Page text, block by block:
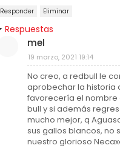
Responder Eliminar
Respuestas
mel
19 marzo, 2021 19:14
No creo, a redbull le
aprobechar la historia
favorecería el nombre
bull y si además
mucho mejor, q
sus gallos blancos, no
nuestro glorioso